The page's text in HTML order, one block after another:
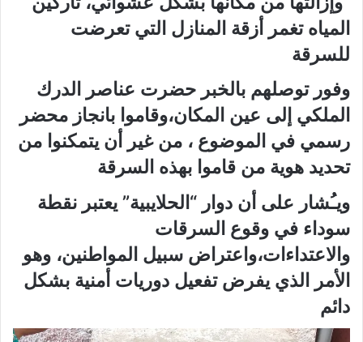
المياه تغمر أزقة المنازل التي تعرضت
للسرقة
وفور توصلهم بالخبر حضرت عناصر الدرك
الملكي إلى عين المكان،وقاموا بانجاز محضر
رسمي في الموضوع ، من غير أن يتمكنوا من
تحديد هوية من قاموا بهذه السرقة
ويـُشار على أن دوار “الحلايبية” يعتبر نقطة
سوداء في وقوع السرقات
والاعتداءات،واعتراض سبيل المواطنين، وهو
الأمر الذي يفرض تفعيل دوريات أمنية بشكل
دائم